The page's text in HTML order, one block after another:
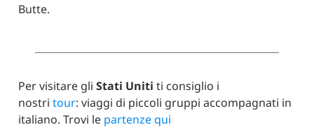
Butte.
Per visitare gli Stati Uniti ti consiglio i
nostri tour: viaggi di piccoli gruppi accompagnati in
italiano. Trovi le partenze qui